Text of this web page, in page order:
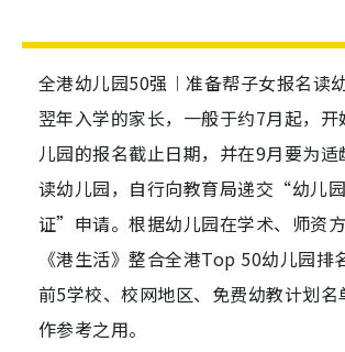
全港幼儿园50强︱准备帮子女报名读
翌年入学的家长，一般于约7月起，开
儿园的报名截止日期，并在9月要为
读幼儿园，自行向教育局递交“幼儿
证”申请。根据幼儿园在学术、师资方
《港生活》整合全港Top 50幼儿园排
前5学校、校网地区、免费幼教计划
作参考之用。